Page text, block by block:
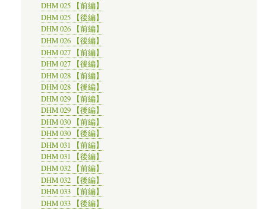
DHM 025 【前編】
DHM 025 【後編】
DHM 026 【前編】
DHM 026 【後編】
DHM 027 【前編】
DHM 027 【後編】
DHM 028 【前編】
DHM 028 【後編】
DHM 029 【前編】
DHM 029 【後編】
DHM 030 【前編】
DHM 030 【後編】
DHM 031 【前編】
DHM 031 【後編】
DHM 032 【前編】
DHM 032 【後編】
DHM 033 【前編】
DHM 033 【後編】